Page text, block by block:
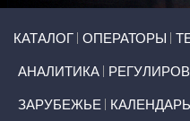
КАТАЛОГ ОПЕРАТОРЫ
АНАЛИТИКА
ЗАРУБЕЖЬЕ КАЛЕНДАРЬ